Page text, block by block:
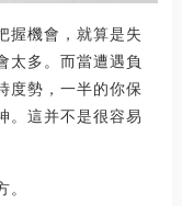
握機會，就算是失
太多。而當遭遇負
度勢，一半的你保
。這并不是很容易